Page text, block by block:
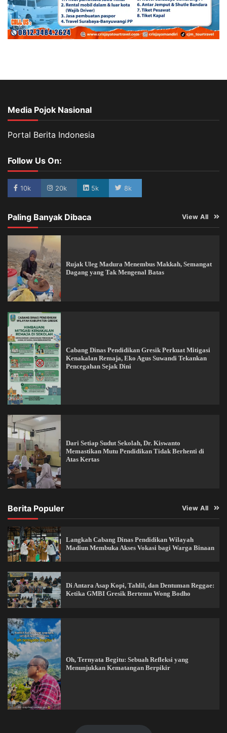
Media Pojok Nasional
Portal Berita Indonesia
Follow Us On:
10k 20k 5k 8k
Paling Banyak Dibaca View All
Rujak Uleg Madura Menembus Makkah, Semangat
Dagang yang Tak Mengenal Batas
Cabang Dinas Pendidikan Gresik Perkuat Mitigasi
Kenakalan Remaja, Eko Agus Suwandi Tekankan
Pencegahan Sejak Dini
Dari Setiap Sudut Sekolah, Dr. Kiswanto
Memastikan Mutu Pendidikan Tidak Berhenti di
Atas Kertas
Berita Populer View All
Langkah Cabang Dinas Pendidikan Wilayah
Madiun Membuka Akses Vokasi bagi Warga Binaan
Di Antara Asap Kopi, Tahlil, dan Dentuman Reggae:
Ketika GMBI Gresik Bertemu Wong Bodho
Oh, Ternyata Begitu: Sebuah Refleksi yang
Menunjukkan Kematangan Berpikir